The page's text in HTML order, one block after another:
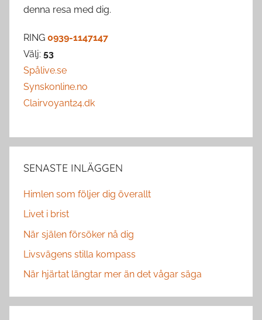
denna resa med dig.
RING 0939-1147147
Välj: 53
Spålive.se
Synskonline.no
Clairvoyant24.dk
SENASTE INLÄGGEN
Himlen som följer dig överallt
Livet i brist
När själen försöker nå dig
Livsvägens stilla kompass
När hjärtat längtar mer än det vågar säga